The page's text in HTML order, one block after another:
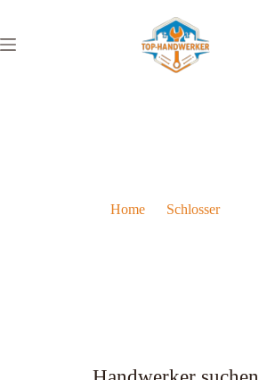
Home
Schlosser